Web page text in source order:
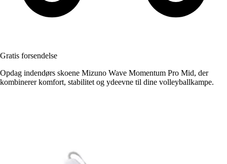
Gratis forsendelse
Opdag indendørs skoene Mizuno Wave Momentum Pro Mid, der
kombinerer komfort, stabilitet og ydeevne til dine volleyballkampe.